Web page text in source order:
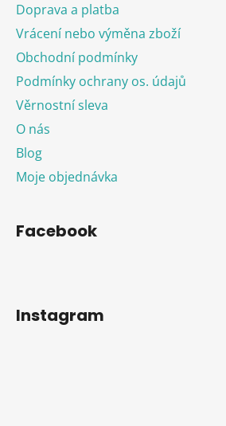
Doprava a platba
Vrácení nebo výměna zboží
Obchodní podmínky
Podmínky ochrany os. údajů
Věrnostní sleva
O nás
Blog
Moje objednávka
Facebook
Instagram